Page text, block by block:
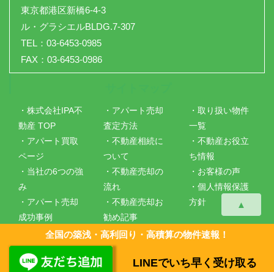
▲
東京都港区新橋6-4-3
ル・グラシエルBLDG.7-307
TEL：03-6453-0985
FAX：03-6453-0986
・株式会社IPA不
動産 TOP
・アパート買取
ページ
・当社の6つの強
み
・アパート売却
成功事例
・会社概要
・アパート売却
査定方法
・不動産相続に
ついて
・不動産売却の
流れ
・不動産売却お
勧め記事
・仲介手数料に
ついて
・取り扱い物件
一覧
・不動産お役立
ち情報
・お客様の声
・個人情報保護
方針
Copyright ©株式会社IPA不動産 All Rights Reserved.
全国の築浅・高利回り・高積算の物件速報！
LINEでいち早く受け取る